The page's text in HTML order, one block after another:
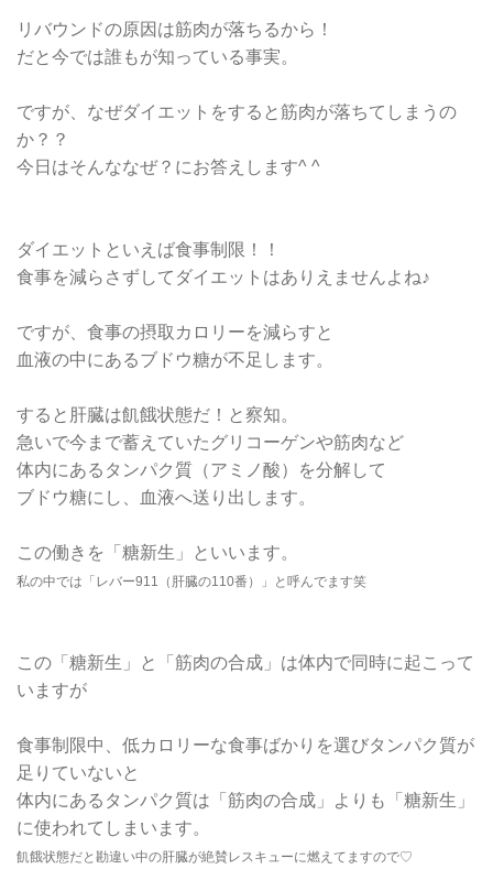
リバウンドの原因は筋肉が落ちるから！
だと今では誰もが知っている事実。
ですが、なぜダイエットをすると筋肉が落ちてしまうの
か？？
今日はそんななぜ？にお答えします^ ^
ダイエットといえば食事制限！！
食事を減らさずしてダイエットはありえませんよね♪
ですが、食事の摂取カロリーを減らすと
血液の中にあるブドウ糖が不足します。
すると肝臓は飢餓状態だ！と察知。
急いで今まで蓄えていたグリコーゲンや筋肉など
体内にあるタンパク質（アミノ酸）を分解して
ブドウ糖にし、血液へ送り出します。
この働きを「糖新生」といいます。
私の中では「レバー911（肝臓の110番）」と呼んでます笑
この「糖新生」と「筋肉の合成」は体内で同時に起こって
いますが
食事制限中、低カロリーな食事ばかりを選びタンパク質が
足りていないと
体内にあるタンパク質は「筋肉の合成」よりも「糖新生」
に使われてしまいます。
飢餓状態だと勘違い中の肝臓が絶賛レスキューに燃えてますので♡